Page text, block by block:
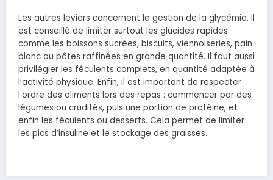
Les autres leviers concernent la gestion de la glycémie. Il
est conseillé de limiter surtout les glucides rapides
comme les boissons sucrées, biscuits, viennoiseries, pain
blanc ou pâtes raffinées en grande quantité. Il faut aussi
privilégier les féculents complets, en quantité adaptée à
l’activité physique. Enfin, il est important de respecter
l’ordre des aliments lors des repas : commencer par des
légumes ou crudités, puis une portion de protéine, et
enfin les féculents ou desserts. Cela permet de limiter
les pics d’insuline et le stockage des graisses.